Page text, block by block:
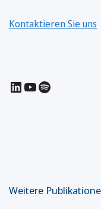
Kontaktieren Sie uns
LinkedIn
YouTube
Spotify
Weitere